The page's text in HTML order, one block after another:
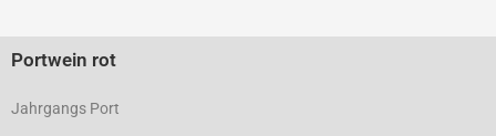
Portwein rot
Jahrgangs Port